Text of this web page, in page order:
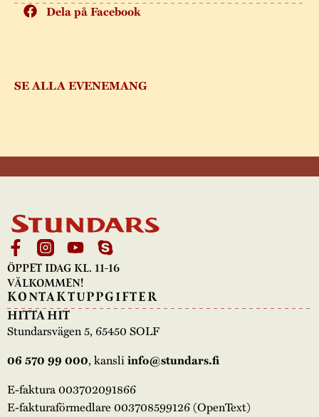
Dela på Facebook
SE ALLA EVENEMANG
ÖPPET IDAG KL. 11-16
VÄLKOMMEN!
KONTAKTUPPGIFTER
HITTA HIT
Stundarsvägen 5, 65450 SOLF
06 570 99 000, kansliinfo@stundars.fi
E-faktura 003702091866
E-fakturaförmedlare 003708599126 (OpenText)